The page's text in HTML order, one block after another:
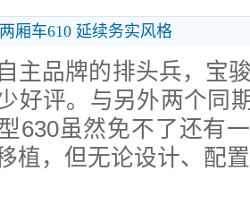
厢车610 延续务实风格
主品牌的排头兵，宝
好评。与另外两个同
630虽然免不了还有
植，但无论设计、配